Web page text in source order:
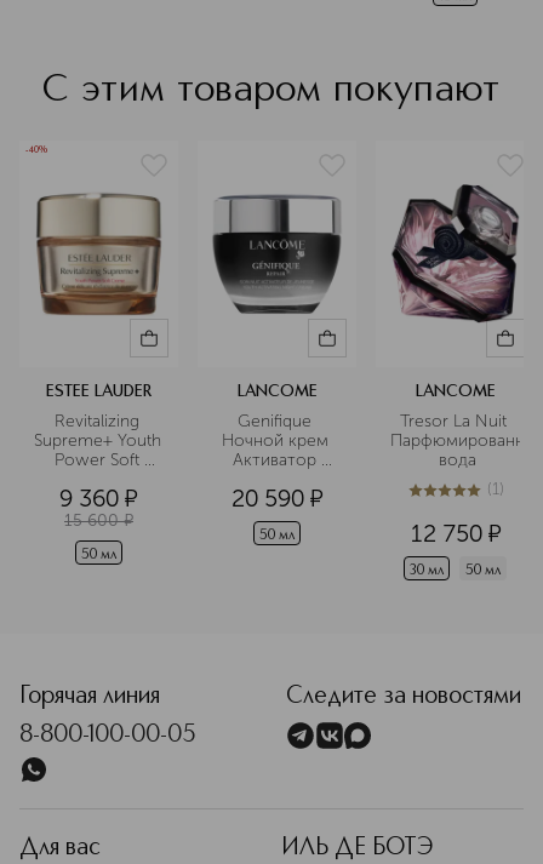
С этим товаром покупают
-40%
ESTEE LAUDER
Revitalizing
Supreme+ Youth
Power Soft
омолаживающий
крем
комплексного
действия
9 360 ¤
15 600 ¤
50 мл
LANCOME
Genifique
Ночной крем
Активатор
20 590 ¤
50 мл
LANCOME
Tresor La Nuit
Парфюмированная
вода
5из 51 (1)
12 750 ¤
30 мл 50 мл
Горячая линия
8-800-100-00-05
Следите за новостями
Для вас ИЛЬ ДЕ БОТЭ